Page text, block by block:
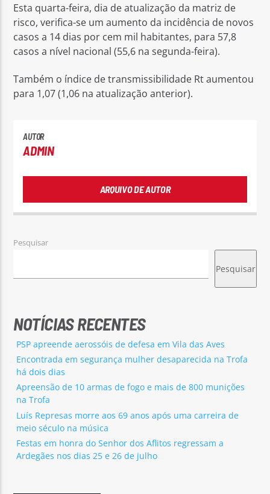
Esta quarta-feira, dia de atualização da matriz de
risco, verifica-se um aumento da incidência de novos
casos a 14 dias por cem mil habitantes, para 57,8
casos a nível nacional (55,6 na segunda-feira).
Também o índice de transmissibilidade Rt aumentou
para 1,07 (1,06 na atualização anterior).
AUTOR
ADMIN
ARQUIVO DE AUTOR
Pesquisar
Pesquisar
NOTÍCIAS RECENTES
PSP apreende aerossóis de defesa em Vila das Aves
Encontrada em segurança mulher desaparecida na Trofa
há dois dias
Apreensão de 10 armas de fogo e mais de 800 munições
na Trofa
Luís Represas morre aos 69 anos após uma carreira de
meio século na música
Festas em honra do Senhor dos Aflitos regressam a
Ardegães nos dias 25 e 26 de julho